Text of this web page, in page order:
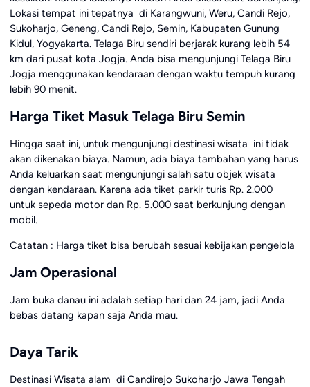
Lokasi tempat ini tepatnya di Karangwuni, Weru, Candi Rejo,
Sukoharjo, Geneng, Candi Rejo, Semin, Kabupaten Gunung
Kidul, Yogyakarta. Telaga Biru sendiri berjarak kurang lebih 54
km dari pusat kota Jogja. Anda bisa mengunjungi Telaga Biru
Jogja menggunakan kendaraan dengan waktu tempuh kurang
lebih 90 menit.
Harga Tiket Masuk Telaga Biru Semin
Hingga saat ini, untuk mengunjungi destinasi wisata ini tidak
akan dikenakan biaya. Namun, ada biaya tambahan yang harus
Anda keluarkan saat mengunjungi salah satu objek wisata
dengan kendaraan. Karena ada tiket parkir turis Rp. 2.000
untuk sepeda motor dan Rp. 5.000 saat berkunjung dengan
mobil.
Catatan : Harga tiket bisa berubah sesuai kebijakan pengelola
Jam Operasional
Jam buka danau ini adalah setiap hari dan 24 jam, jadi Anda
bebas datang kapan saja Anda mau.
Daya Tarik
Destinasi Wisata alam di Candirejo Sukoharjo Jawa Tengah